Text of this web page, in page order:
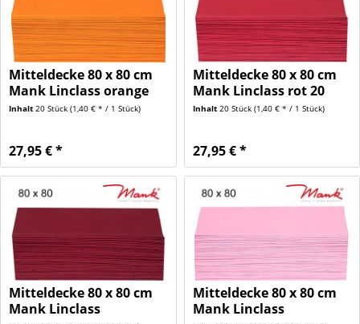
Mitteldecke 80 x 80 cm
Mank Linclass orange
20...
Inhalt20 Stück(1,40 € * / 1 Stück)
27,95 € *
Mitteldecke 80 x 80 cm
Mank Linclass rot 20
Stück
Inhalt 20 Stück (1,40 € * / 1 Stück)
27,95 € *
Mitteldecke 80 x 80 cm
Mank Linclass
Mitteldecke 80 x 80 cm
Mank Linclass